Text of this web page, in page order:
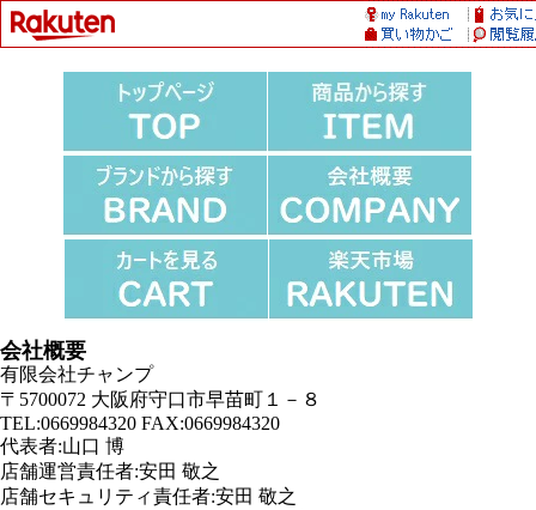
会社概要
有限会社チャンプ
〒5700072 大阪府守口市早苗町１－８
TEL:0669984320 FAX:0669984320
代表者:山口 博
店舗運営責任者:安田 敬之
店舗セキュリティ責任者:安田 敬之